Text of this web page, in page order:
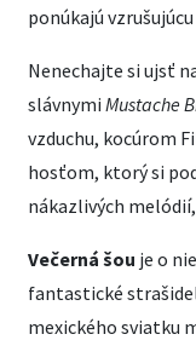
ponúkajú
Nenechajte si ujsť
slávnymi Mustache
vzduchu, kocúrom
hosťom, ktorý si
nákazlivých
Večerná šou je o
fantastické
mexického sviatku